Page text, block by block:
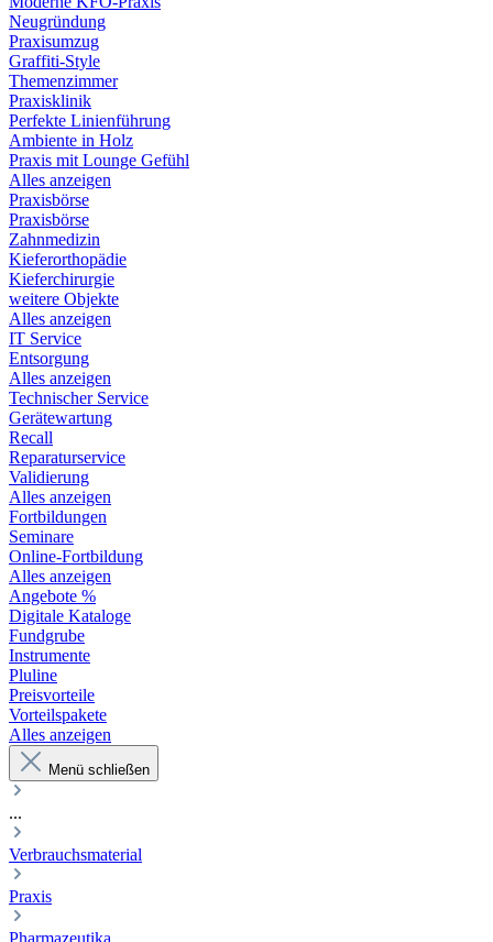
Neugründung
Praxisumzug
Graffiti-Style
Themenzimmer
Praxisklinik
Perfekte Linienführung
Ambiente in Holz
Praxis mit Lounge Gefühl
Alles anzeigen
Praxisbörse
Praxisbörse
Zahnmedizin
Kieferorthopädie
Kieferchirurgie
weitere Objekte
Alles anzeigen
IT Service
Entsorgung
Alles anzeigen
Technischer Service
Gerätewartung
Recall
Reparaturservice
Validierung
Alles anzeigen
Fortbildungen
Seminare
Online-Fortbildung
Alles anzeigen
Angebote %
Digitale Kataloge
Fundgrube
Instrumente
Pluline
Preisvorteile
Vorteilspakete
Alles anzeigen
Menü schließen
...
Verbrauchsmaterial
Praxis
Pharmazeutika